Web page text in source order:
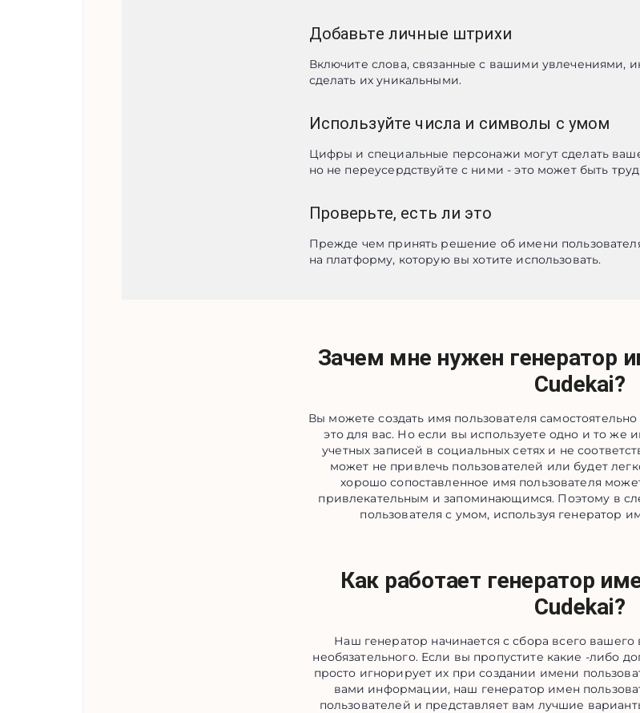
Добавьте личные штрихи
Включите слова, связанные с вашими увлечениями,
сделать их уникальными.
Используйте числа и символы с умом
Цифры и специальные персонажи могут сделать
но не переусердствуйте с ними - это может быть
Проверьте, есть ли это
Прежде чем принять решение об имени
на платформу, которую вы хотите использовать.
Зачем мне нужен генератор
Cudekai?
Вы можете создать имя пользователя
это для вас. Но если вы используете одно и то же
учетных записей в социальных сетях и не
может не привлечь пользователей или будет
хорошо сопоставленное имя пользователя
привлекательным и запоминающимся. Поэтому в
пользователя с умом, используя генератор
Как работает генератор
Cudekai?
Наш генератор начинается с сбора всего вашего
необязательного. Если вы пропустите какие -либо
просто игнорирует их при создании имени
вами информации, наш генератор имен
пользователей и представляет вам лучшие